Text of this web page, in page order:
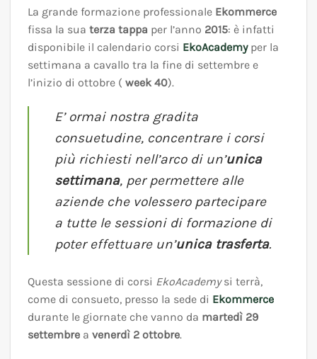
La grande formazione professionale Ekommerce
fissa la sua terza tappa per l’anno 2015: è infatti
disponibile il calendario corsi EkoAcademyper la
settimana a cavallo tra la fine di settembre e
l’inizio di ottobre ( week 40).
E’ ormai nostra gradita
consuetudine, concentrare i corsi
più richiesti nell’arco di un’unica
settimana, per permettere alle
aziende che volessero partecipare
a tutte le sessioni di formazione di
poter effettuare un’unica trasferta.
Questa sessione di corsi EkoAcademysi terrà,
come di consueto, presso la sede di Ekommerce
durante le giornate che vanno da martedì 29
settembre a venerdì 2 ottobre.